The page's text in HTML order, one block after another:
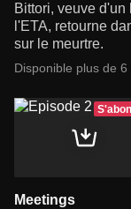
Bittori, veuve
l'ETA, retourne
sur le meurtre.
Disponible plus de 6
Meetings